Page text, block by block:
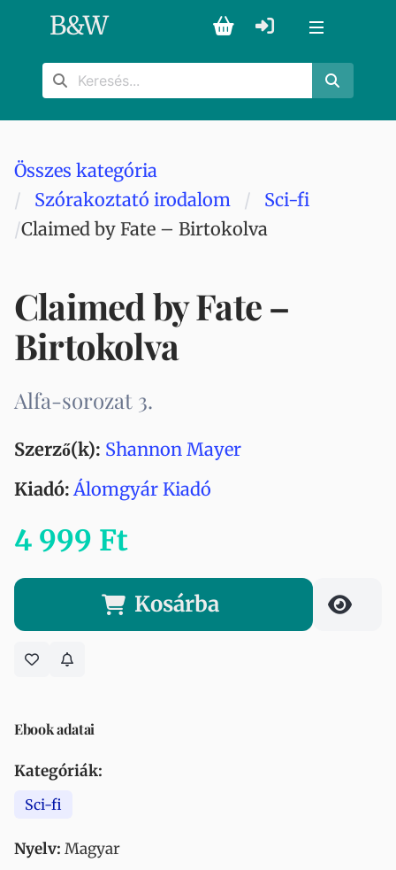
B&W
Összes kategória
Szórakoztató irodalom
Sci-fi
Claimed by Fate – Birtokolva
Claimed by Fate –
Birtokolva
Alfa-sorozat 3.
Szerző(k): Shannon Mayer
Kiadó: Álomgyár Kiadó
4 999 Ft
Kosárba
Ebook adatai
Kategóriák:
Sci-fi
Nyelv: Magyar